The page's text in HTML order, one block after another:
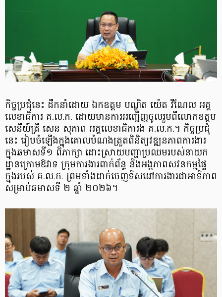
កិច្ចប្រជុំនេះ ដឹកនាំដោយ ឯកឧត្តម បណ្ឌិត យ៉េត វីណែល អគ្គ
លេខាធិការ គ.ល.ក. ដោយមានការអញ្ជើញចូលរួមពីលោកឧត្តម
សេនីយ៍ត្រី សេន សុភាព អគ្គលេខាធិការង គ.ល.ក.។ កិច្ចប្រជុំ
នេះ រៀបចំឡើងក្នុងគោលបំណងត្រួតពិនិត្យវឌ្ឍនភាពការងារ
ក្នុងឆមាសទី១ ពិភាក្សា ដោះស្រាយបញ្ហាប្រឈមរបស់នាយក
ដ្ឋានក្រោមឱវាទ ក្រុមការងារពាក់ព័ន្ធ និងអង្គភាព​សវនកម្ម​ផ្ទៃ
ក្នុងរបស់ គ.ល.ក. ព្រមទាំងដាក់ចេញទិសដៅការងារជាអាទិភាព​
សម្រាប់ឆមាសទី ២ ឆ្នាំ ២០២៦។